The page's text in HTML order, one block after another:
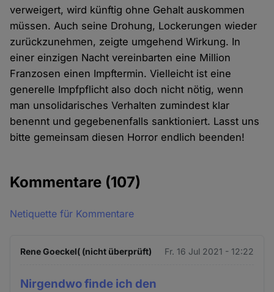
verweigert, wird künftig ohne Gehalt auskommen
müssen. Auch seine Drohung, Lockerungen wieder
zurückzunehmen, zeigte umgehend Wirkung. In
einer einzigen Nacht vereinbarten eine Million
Franzosen einen Impftermin. Vielleicht ist eine
generelle Impfpflicht also doch nicht nötig, wenn
man unsolidarisches Verhalten zumindest klar
benennt und gegebenenfalls sanktioniert. Lasst uns
bitte gemeinsam diesen Horror endlich beenden!
Kommentare (107)
Netiquette für Kommentare
Rene Goeckel( (nicht überprüft) Fr. 16 Jul 2021 - 12:22
Nirgendwo finde ich den